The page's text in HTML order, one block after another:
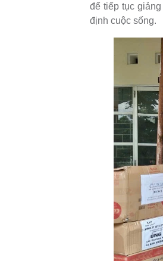
để tiếp tục
định cuộc sống.